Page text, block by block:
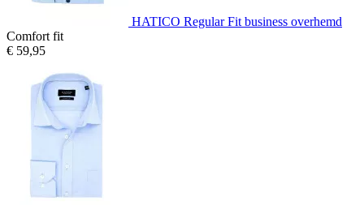
HATICO Regular Fit business overhemd
Comfort fit
€ 59,95